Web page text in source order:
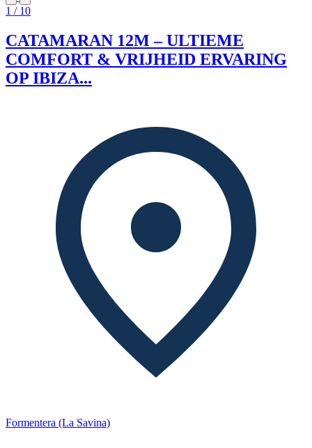
1 / 10
CATAMARAN 12M – ULTIEME
COMFORT & VRIJHEID ERVARING
OP IBIZA...
Formentera (La Savina)